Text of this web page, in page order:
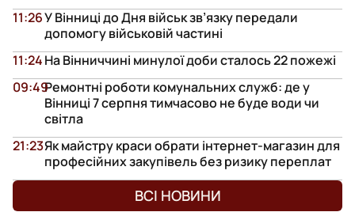
У Вінниці до Дня військ зв’язку передали
допомогу військовій частині
11:26
На Вінниччині минулої доби сталось 22 пожежі
11:24
Ремонтні роботи комунальних служб: де у
Вінниці 7 серпня тимчасово не буде води чи
світла
09:49
Як майстру краси обрати інтернет-магазин для
професійних закупівель без ризику переплат
21:23
ВСІ НОВИНИ